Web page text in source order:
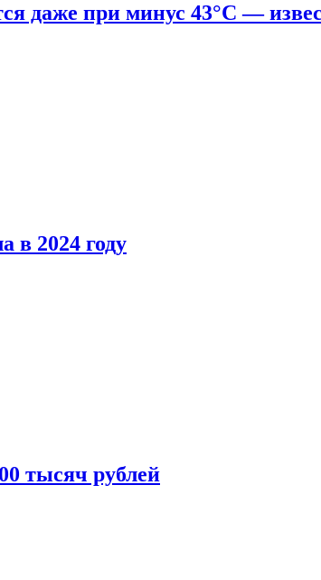
даже при минус 43°С —
в 2024 году
тысяч рублей